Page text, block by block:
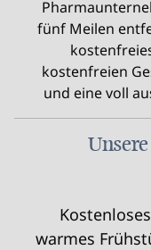
fünf Meilen
kostenfreien
und eine voll
Kostenloses
warmes